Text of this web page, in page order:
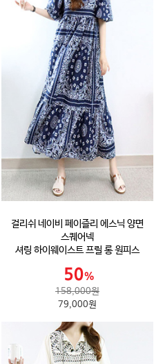
걸리쉬 네이비 페이즐리 에스닉 양면
스퀘어넥
셔링 하이웨이스트 프릴 롱 원피스
158,000원
79,000원